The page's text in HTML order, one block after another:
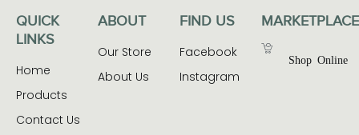
QUICK
LINKS
Home
Products
Contact Us
ABOUT
Our Store
About Us
FIND US
Facebook
Instagram
MARKETPLACE
Shop Online